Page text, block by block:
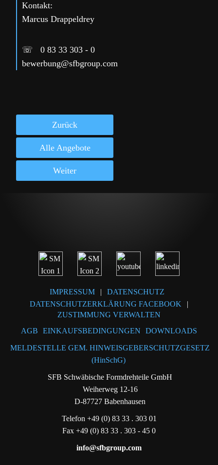
Kontakt:
Marcus Drappeldrey
☏
0 83 33 303 - 0
bewerbung@sfbgroup.com
Zurück
Alle Angebote
Weiter
IMPRESSUM |
DATENSCHUTZ
DATENSCHUTZERKLÄRUNG FACEBOOK
|
ZUSTIMMUNG VERWALTEN
AGB
EINKAUFSBEDINGUNGEN DOWNLOADS
MELDESTELLE GEM. HINWEISGEBERSCHUTZGESETZ
(HinSchG)
SFB Schwäbische Formdrehteile GmbH
Weiherweg 12-16
D-87727 Babenhausen
Telefon +49 (0) 83 33 . 303 01
Fax +49 (0) 83 33 . 303 - 45 0
info@sfbgroup.com